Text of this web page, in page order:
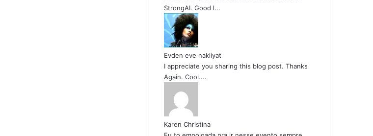
StrongAI. Good l...
Evden eve nakliyat
I appreciate you sharing this blog post. Thanks
Again. Cool....
Karen Christina